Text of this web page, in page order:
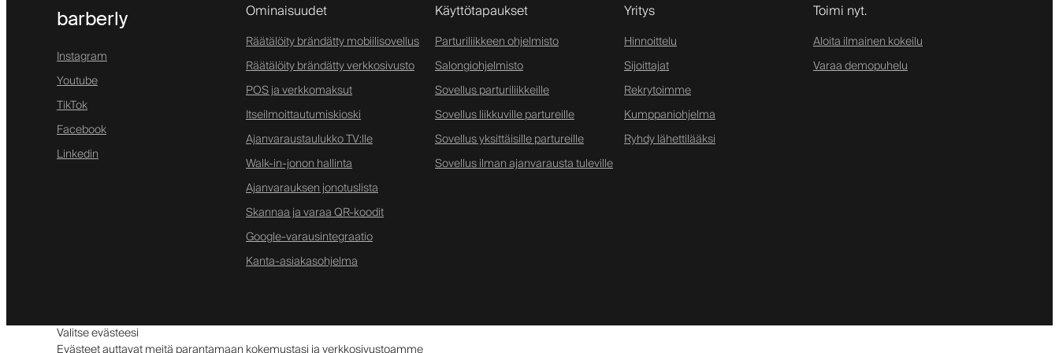
barberly
Instagram
Youtube
TikTok
Facebook
Linkedin
Ominaisuudet
Räätälöity brändätty mobiilisovellus
Räätälöity brändätty verkkosivusto
POS ja verkkomaksut
Itseilmoittautumiskioski
Ajanvaraustaulukko TV:lle
Walk-in-jonon hallinta
Ajanvarauksen jonotuslista
Skannaa ja varaa QR-koodit
Google-varausintegraatio
Kanta-asiakasohjelma
Käyttötapaukset
Parturiliikkeen ohjelmisto
Salongiohjelmisto
Sovellus parturiliikkeille
Sovellus liikkuville partureille
Sovellus yksittäisille partureille
Sovellus ilman ajanvarausta tuleville
Yritys
Hinnoittelu
Sijoittajat
Rekrytoimme
Kumppaniohjelma
Ryhdy lähettilääksi
Toimi nyt.
Aloita ilmainen kokeilu
Varaa demopuhelu
Valitse evästeesi